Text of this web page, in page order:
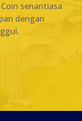
senantiasa
dengan